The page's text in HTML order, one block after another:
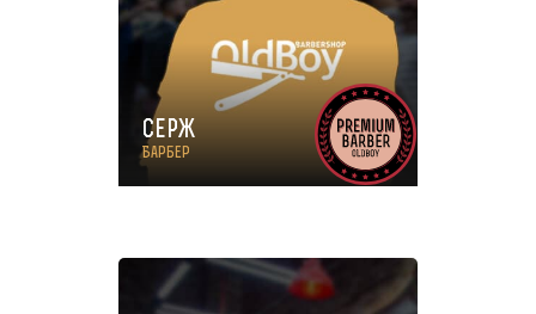
Серж
Барбер